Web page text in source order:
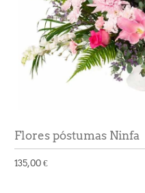
Flores póstumas Ninfa
135,00 €